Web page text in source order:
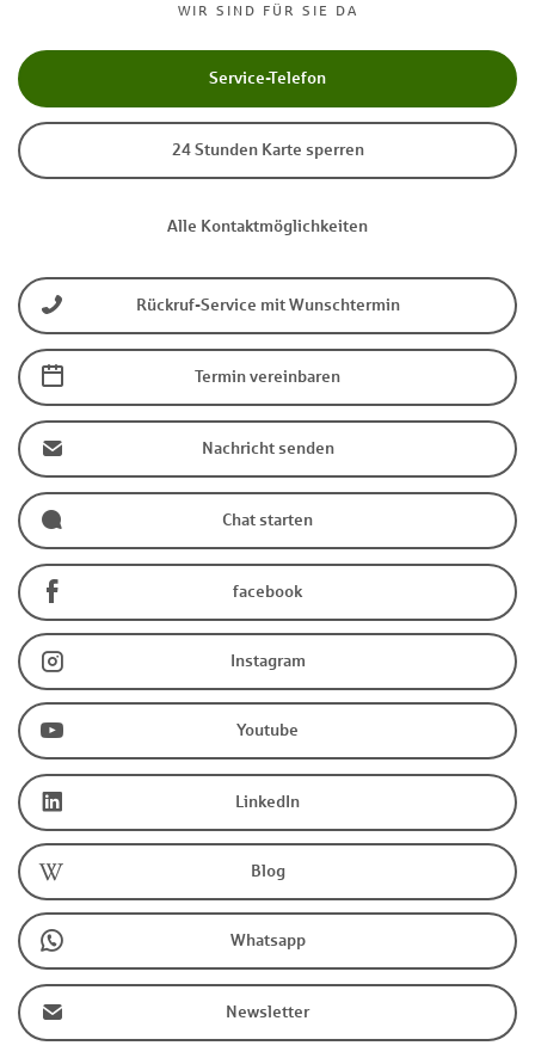
WIR SIND FÜR SIE DA
Service-Telefon
24 Stunden Karte sperren
Alle Kontaktmöglichkeiten
Rückruf-Service mit Wunschtermin
Termin vereinbaren
Nachricht senden
Chat starten
facebook
Instagram
Youtube
LinkedIn
Blog
Whatsapp
Newsletter